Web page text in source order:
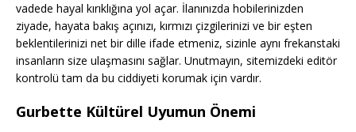
vadede hayal kırıklığına yol açar. İlanınızda hobilerinizden
ziyade, hayata bakış açınızı, kırmızı çizgilerinizi ve bir eşten
beklentilerinizi net bir dille ifade etmeniz, sizinle aynı frekanstaki
insanların size ulaşmasını sağlar. Unutmayın, sitemizdeki editör
kontrolü tam da bu ciddiyeti korumak için vardır.
Gurbette Kültürel Uyumun Önemi